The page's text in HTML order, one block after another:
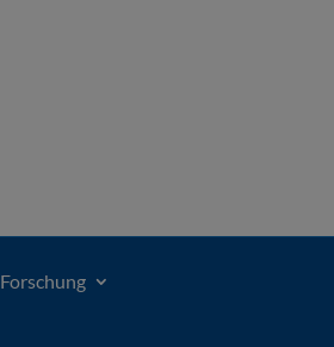
Forschung